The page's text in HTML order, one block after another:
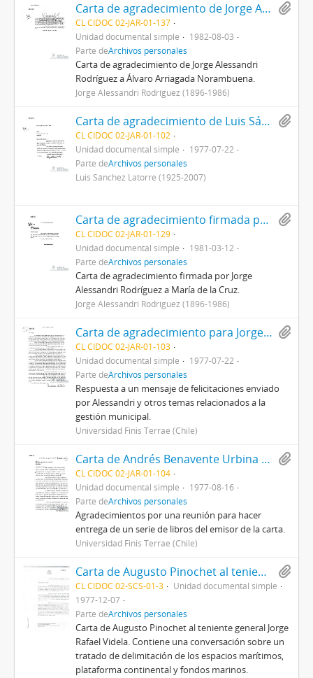
Carta de agradecimiento de Jorge Alessandri Rodríguez a Álvaro Arriagada Norambuena
CL CIDOC 02-JAR-01-137
Unidad documental simple
1982-08-03
Parte deArchivos personales
Carta de agradecimiento de Jorge Alessandri
Rodríguez a Álvaro Arriagada Norambuena.
Jorge Alessandri Rodríguez (1896-1986)
Carta de agradecimiento de Luis Sánchez Latorre a Jorge Alessandri
CL CIDOC 02-JAR-01-102
Unidad documental simple
1977-07-22
Parte deArchivos personales
Luis Sánchez Latorre (1925-2007)
Carta de agradecimiento firmada por Jorge Alessandri Rodríguez a María de la Cruz
CL CIDOC 02-JAR-01-129
Unidad documental simple
1981-03-12
Parte deArchivos personales
Carta de agradecimiento firmada por Jorge
Alessandri Rodríguez a María de la Cruz.
Jorge Alessandri Rodríguez (1896-1986)
Carta de agradecimiento para Jorge Alessandri
CL CIDOC 02-JAR-01-103
Unidad documental simple
1977-07-22
Parte deArchivos personales
Respuesta a un mensaje de felicitaciones enviado
por Alessandri y otros temas relacionados a la
gestión municipal.
Universidad Finis Terrae (Chile)
Carta de Andrés Benavente Urbina a Jorge Alessandri
CL CIDOC 02-JAR-01-104
Unidad documental simple
1977-08-16
Parte deArchivos personales
Agradecimientos por una reunión para hacer
entrega de un serie de libros del emisor de la carta.
Universidad Finis Terrae (Chile)
Carta de Augusto Pinochet al teniente general Jorge Rafael Videla, presidente de facto de la República Argentina
CL CIDOC 02-SCS-01-3
Unidad documental simple
1977-12-07
Parte deArchivos personales
Carta de Augusto Pinochet al teniente general Jorge
Rafael Videla. Contiene una conversación sobre un
tratado de delimitación de los espacios marítimos,
plataforma continental y fondos marinos.